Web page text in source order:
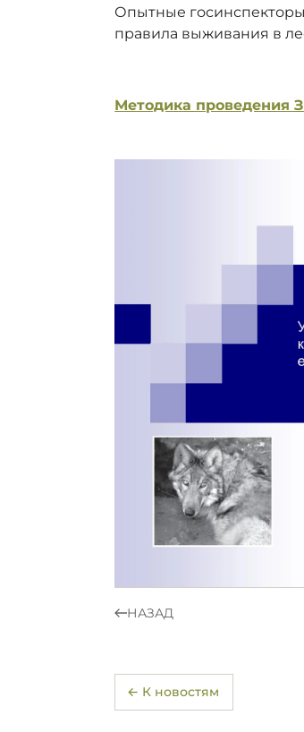
Опытные
правила выживания в
Методика проведения
НАЗАД
← К новостям